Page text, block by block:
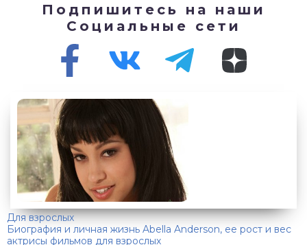
Подпишитесь на наши
Социальные сети
Для взрослых
Биография и личная жизнь Abella Anderson, ее рост и вес
актрисы фильмов для взрослых